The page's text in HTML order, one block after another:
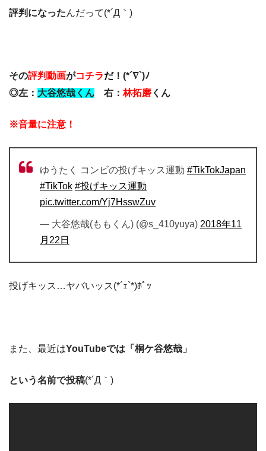
評判になったんだって(*´Д｀)
その評判動画がコチラだ！(*´∇`)ﾉ
◎左： 大谷悠哉くん 右：林拓磨 くん
※音量に注意！
ゆうたく コンビの投げキッス運動 #TikTokJapan
#TikTok #投げキッス運動
pic.twitter.com/Yj7HsswZuv
— 大谷悠哉(ももくん) (@s_410yuya) 2018年11
月22日
投げキッス…ヤバいッス(*´ｪ`*)ﾎﾟｯ
また、最近はYouTubeでは「桐ケ谷悠哉」
という名前で投稿(*´Д｀)